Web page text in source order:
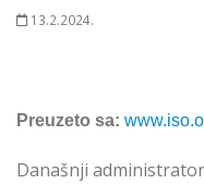
13.2.2024.
Preuzeto sa:
Današnji